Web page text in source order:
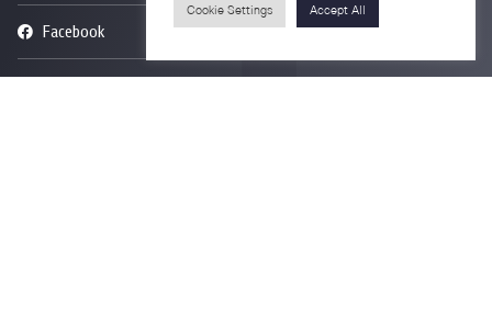
Facebook Psychology CU
LinkedIn Faculty of Psychology
Cookie Settings Accept All